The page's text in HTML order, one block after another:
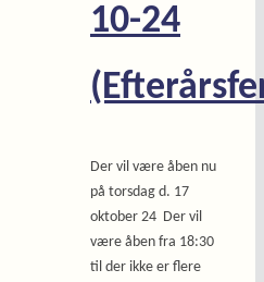
10-24
Der vil være åben nu
på torsdag d. 17
oktober 24 Der vil
være åben fra 18:30
til der ikke er flere